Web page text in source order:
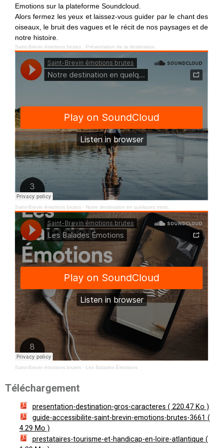
Emotions sur la plateforme Soundcloud.
Alors fermez les yeux et laissez-vous guider par le chant des
oiseaux, le bruit des vagues et le récit de nos paysages et de
notre histoire.
Saint-Brevin émotions brutes · Présentation de la destination.
Saint-Brevin émotions brutes · Notre destination en quelques mots.
Saint-Brevin émotions brutes · Les Balades Émotions
Téléchargement
presentation-destination-gros-caracteres( 220.47 Ko )
guide-accessibilite-saint-brevin-emotions-brutes-3661(
4.29 Mo )
prestataires-tourisme-et-handicap-en-loire-atlantique(